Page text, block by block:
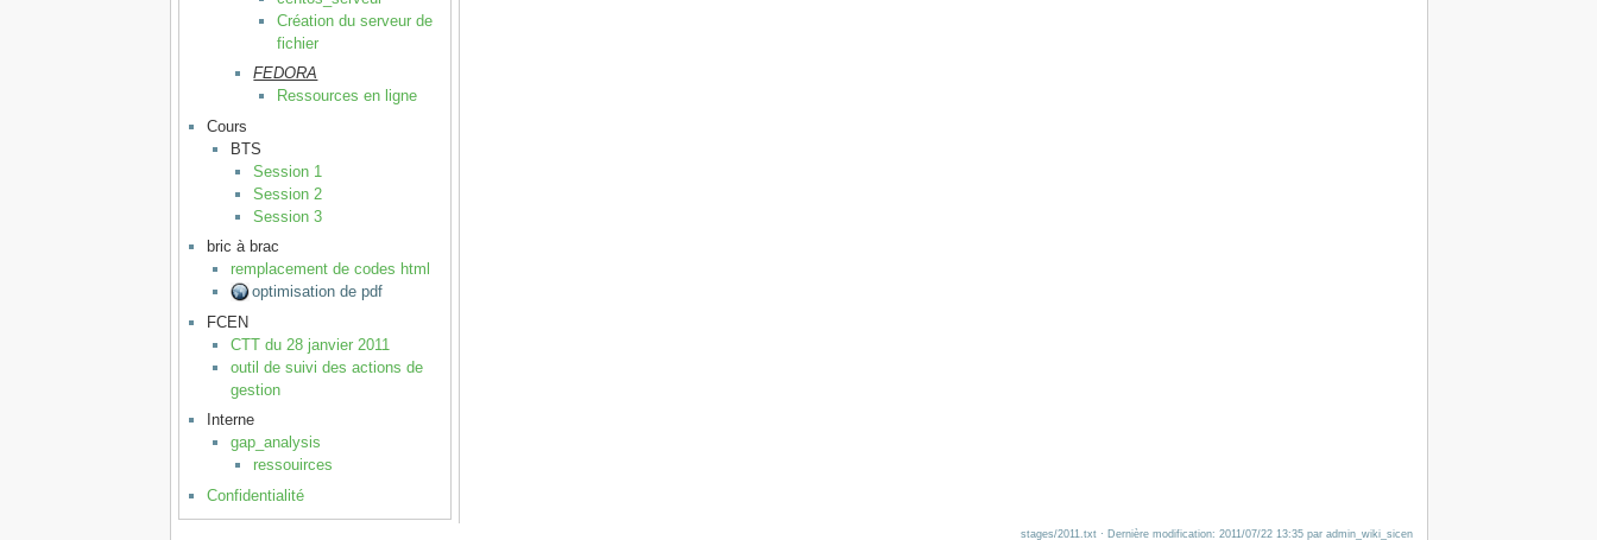
Création du serveur de
fichier
FEDORA
Ressources en ligne
Cours
BTS
Session 1
Session 2
Session 3
bric à brac
remplacement de codes html
optimisation de pdf
FCEN
CTT du 28 janvier 2011
outil de suivi des actions de
gestion
Interne
gap_analysis
ressouirces
Confidentialité
stages/2011.txt · Dernière modification: 2011/07/22 13:35 par admin_wiki_sicen